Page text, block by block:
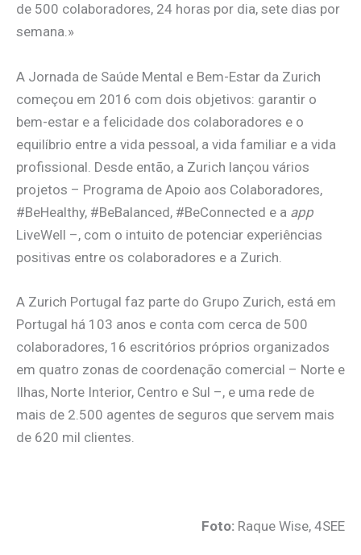
de 500 colaboradores, 24 horas por dia, sete dias por
semana.»
A Jornada de Saúde Mental e Bem-Estar da Zurich
começou em 2016 com dois objetivos: garantir o
bem-estar e a felicidade dos colaboradores e o
equilíbrio entre a vida pessoal, a vida familiar e a vida
profissional. Desde então, a Zurich lançou vários
projetos – Programa de Apoio aos Colaboradores,
#BeHealthy, #BeBalanced, #BeConnected e a app
LiveWell –, com o intuito de potenciar experiências
positivas entre os colaboradores e a Zurich.
A Zurich Portugal faz parte do Grupo Zurich, está em
Portugal há 103 anos e conta com cerca de 500
colaboradores, 16 escritórios próprios organizados
em quatro zonas de coordenação comercial – Norte e
Ilhas, Norte Interior, Centro e Sul –, e uma rede de
mais de 2.500 agentes de seguros que servem mais
de 620 mil clientes.
Foto: Raque Wise, 4SEE